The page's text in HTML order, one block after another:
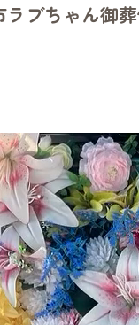
ラブちゃん御